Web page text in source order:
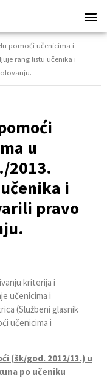
pomoći učenicima i
rang listu učenika i
u
2013.
i
pravo
kriterija i
učenicima i
(Službeni glasnik
učenicima i
(šk/god. 2012/13.) u
po učeniku